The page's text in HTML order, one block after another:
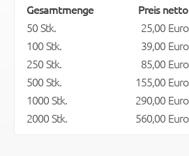
Gesamtmenge Preis netto
50 Stk.
25,00 Euro
100 Stk.
39,00 Euro
250 Stk.
85,00 Euro
500 Stk.
155,00 Euro
1000 Stk.
290,00 Euro
2000 Stk.
560,00 Euro